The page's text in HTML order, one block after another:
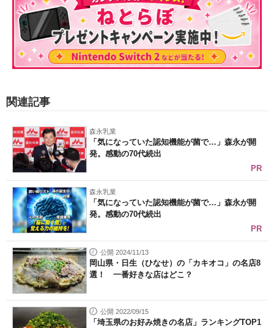
関連記事
森永乳業
「気になっていた認知機能が菌で…」森永が開
発。感動の70代続出
PR
森永乳業
「気になっていた認知機能が菌で…」森永が開
発。感動の70代続出
PR
公開 2024/11/13
岡山県・日生（ひなせ）の「カキオコ」の名店8
選！ 一番好きな店はどこ？
公開 2022/09/15
「埼玉県のお好み焼きの名店」ランキングTOP1